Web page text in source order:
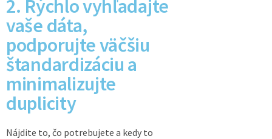
2. Rýchlo vyhľadajte
vaše dáta,
podporujte väčšiu
štandardizáciu a
minimalizujte
duplicity
Nájdite to, čo potrebujete a kedy to